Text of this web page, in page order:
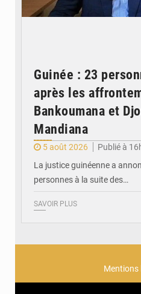
Guinée : 23
après les
Bankoumana et
Mandiana
5 août 2026
Publié à
La justice guinéenne a
personnes à la suite des…
SAVOIR PLUS
Mentions